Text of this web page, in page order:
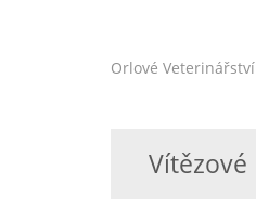
Orlové Veterinářství
Vítězové